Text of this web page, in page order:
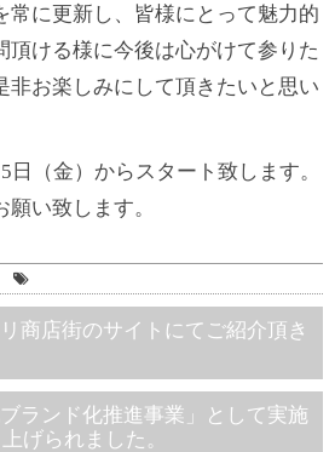
常に更新し、皆様にとって魅力的
頂ける様に今後は心がけて参りた
非お楽しみにして頂きたいと思い
日（金）からスタート致します。
い致します。
商店街のサイトにてご紹介頂き
ランド化推進事業」として実施
げられました。